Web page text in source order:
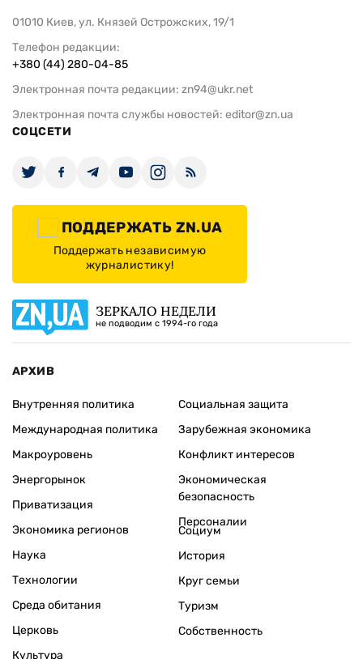
01010 Киев, ул. Князей Острожских, 19/1
Телефон редакции:
+380 (44) 280-04-85
Электронная почта редакции: zn94@ukr.net
Электронная почта службы новостей: editor@zn.ua
СОЦСЕТИ
ПОДДЕРЖАТЬ ZN.UA
Поддержать независимую
журналистику!
ЗЕРКАЛО НЕДЕЛИ
не подводим с 1994-го года
АРХИВ
Внутренняя политика
Международная политика
Макроуровень
Энергорынок
Приватизация
Экономика регионов
Социальная защита
Зарубежная экономика
Конфликт интересов
Экономическая
безопасность
Персоналии
Наука
Технологии
Среда обитания
Церковь
Культура
Социум
История
Круг семьи
Туризм
Собственность